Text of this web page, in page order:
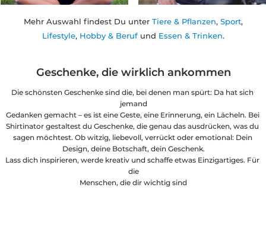
Mehr Auswahl findest Du unter Tiere & Pflanzen, Sport,
Lifestyle, Hobby & Berufund Essen & Trinken.
Geschenke, die wirklich ankommen
Die schönsten Geschenke sind die, bei denen man spürt: Da hat sich
jemand
Gedanken gemacht – es ist eine Geste, eine Erinnerung, ein Lächeln. Bei
Shirtinator gestaltest du Geschenke, die genau das ausdrücken, was du
sagen möchtest. Ob witzig, liebevoll, verrückt oder emotional: Dein
Design, deine Botschaft, dein Geschenk.
Lass dich inspirieren, werde kreativ und schaffe etwas Einzigartiges. Für
die
Menschen, die dir wichtig sind